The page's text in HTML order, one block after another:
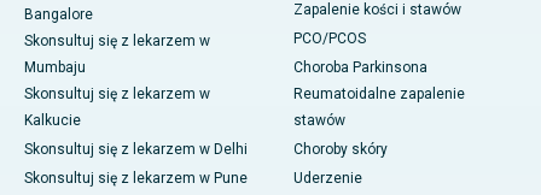
Bangalore
Skonsultuj się z lekarzem w
Mumbaju
Skonsultuj się z lekarzem w
Kalkucie
Skonsultuj się z lekarzem w Delhi
Skonsultuj się z lekarzem w Pune
Zapalenie kości i stawów
PCO/PCOS
Choroba Parkinsona
Reumatoidalne zapalenie
stawów
Choroby skóry
Uderzenie